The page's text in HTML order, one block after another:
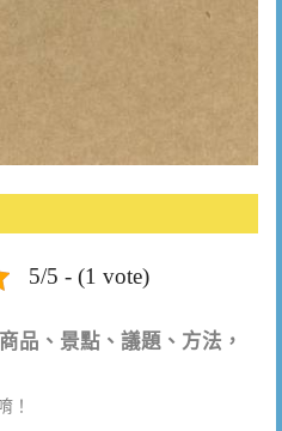
5/5 - (1 vote)
品、景點、議題、方法，
！